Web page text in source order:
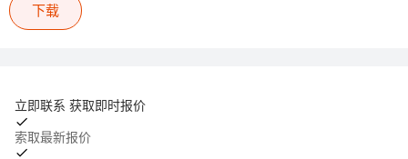
下载
立即联系 获取即时报价
索取最新报价